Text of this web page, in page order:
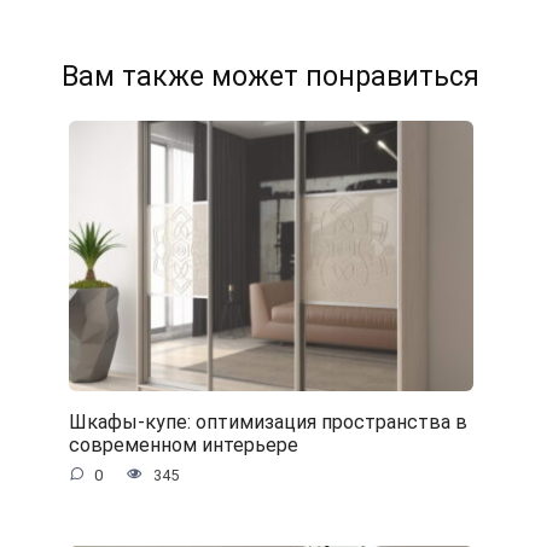
Вам также может понравиться
Шкафы-купе: оптимизация пространства в
современном интерьере
0 345